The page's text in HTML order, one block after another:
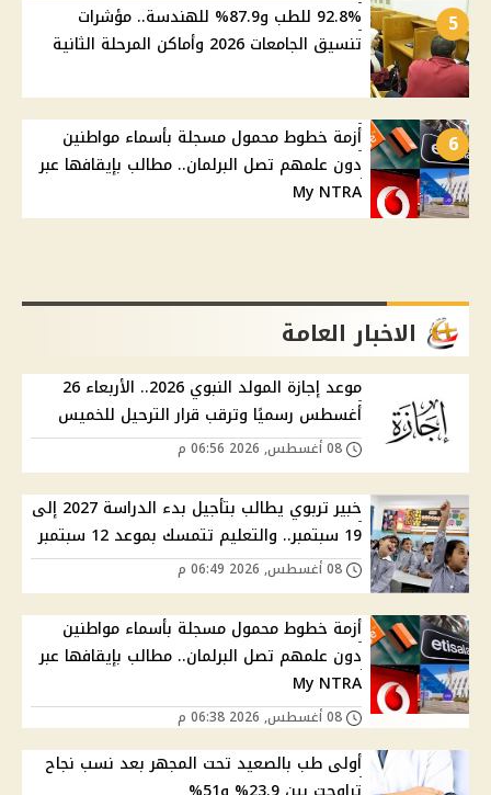
5
92.8% للطب و87.9% للهندسة.. مؤشرات
تنسيق الجامعات 2026 وأماكن المرحلة الثانية
6
أزمة خطوط محمول مسجلة بأسماء مواطنين
دون علمهم تصل البرلمان.. مطالب بإيقافها عبر
My NTRA
الاخبار العامة
موعد إجازة المولد النبوي 2026.. الأربعاء 26
أغسطس رسميًا وترقب قرار الترحيل للخميس
خبير تربوي يطالب بتأجيل بدء الدراسة 2027 إلى
19 سبتمبر.. والتعليم تتمسك بموعد 12 سبتمبر
أزمة خطوط محمول مسجلة بأسماء مواطنين
دون علمهم تصل البرلمان.. مطالب بإيقافها عبر
My NTRA
أولى طب بالصعيد تحت المجهر بعد نسب نجاح